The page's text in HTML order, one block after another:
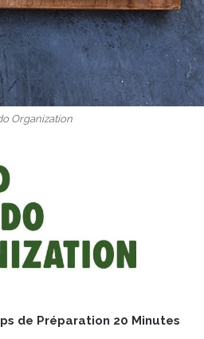
Organization
de Préparation 20 Minutes